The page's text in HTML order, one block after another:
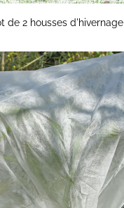
de 2 housses d'hivernage